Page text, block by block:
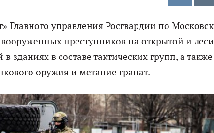
управления Росгвардии по
преступников на открытой и
зданиях в составе тактических групп, а также
оружия и метание гранат.